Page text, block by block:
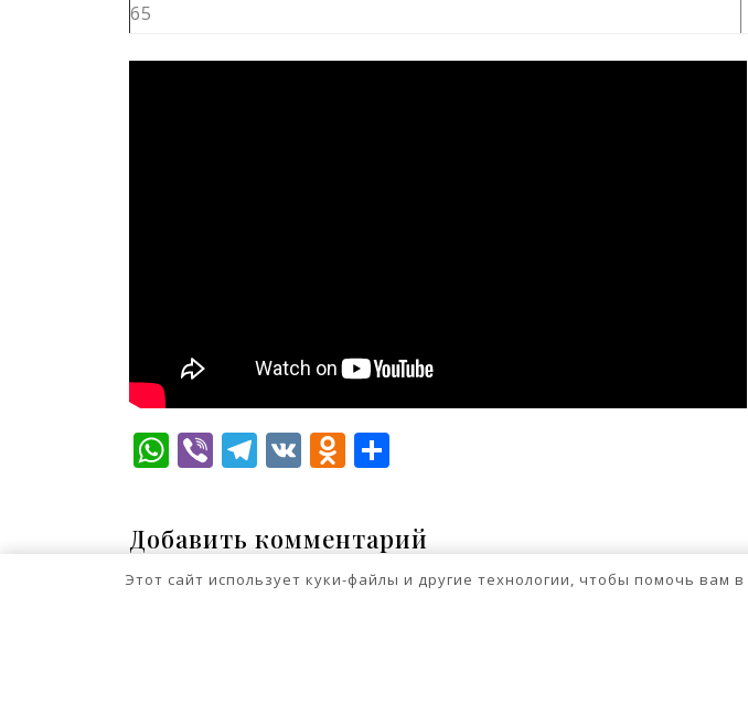
65
WhatsApp
ViberTelegram
VKOdnoklassniki
Добавить комментарий
Для отправки комментария вам необходимо авторизоваться .
Этот сайт использует куки-файлы и другие технологии, чтобы помочь